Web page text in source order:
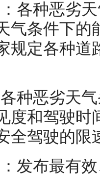
各种恶劣
气条件下的
规定各种道
种恶劣天
度和驾驶时
全驾驶的限
发布最有